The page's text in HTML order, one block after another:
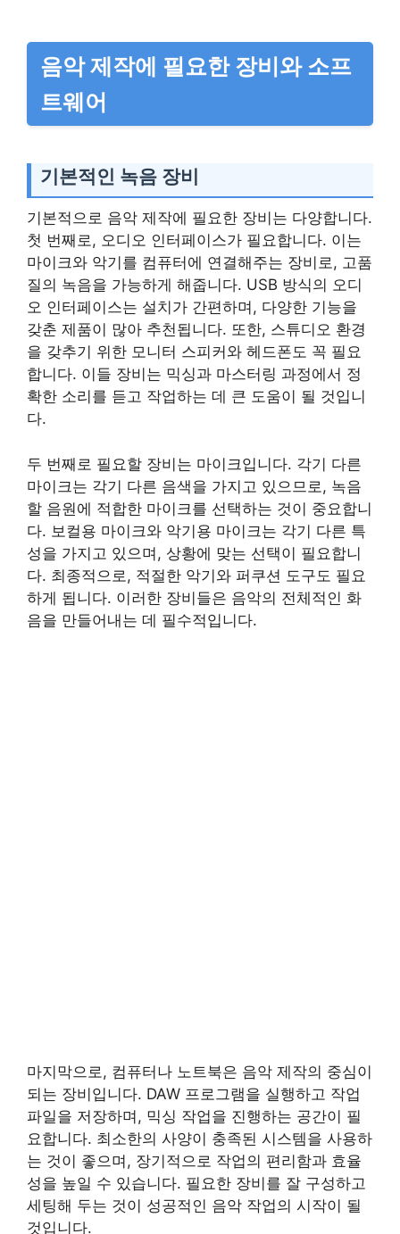
음악 제작에 필요한 장비와 소프
트웨어
기본적인 녹음 장비
기본적으로 음악 제작에 필요한 장비는 다양합니다.
첫 번째로, 오디오 인터페이스가 필요합니다. 이는
마이크와 악기를 컴퓨터에 연결해주는 장비로, 고품
질의 녹음을 가능하게 해줍니다. USB 방식의 오디
오 인터페이스는 설치가 간편하며, 다양한 기능을
갖춘 제품이 많아 추천됩니다. 또한, 스튜디오 환경
을 갖추기 위한 모니터 스피커와 헤드폰도 꼭 필요
합니다. 이들 장비는 믹싱과 마스터링 과정에서 정
확한 소리를 듣고 작업하는 데 큰 도움이 될 것입니
다.
두 번째로 필요할 장비는 마이크입니다. 각기 다른
마이크는 각기 다른 음색을 가지고 있으므로, 녹음
할 음원에 적합한 마이크를 선택하는 것이 중요합니
다. 보컬용 마이크와 악기용 마이크는 각기 다른 특
성을 가지고 있으며, 상황에 맞는 선택이 필요합니
다. 최종적으로, 적절한 악기와 퍼쿠션 도구도 필요
하게 됩니다. 이러한 장비들은 음악의 전체적인 화
음을 만들어내는 데 필수적입니다.
마지막으로, 컴퓨터나 노트북은 음악 제작의 중심이
되는 장비입니다. DAW 프로그램을 실행하고 작업
파일을 저장하며, 믹싱 작업을 진행하는 공간이 필
요합니다. 최소한의 사양이 충족된 시스템을 사용하
는 것이 좋으며, 장기적으로 작업의 편리함과 효율
성을 높일 수 있습니다. 필요한 장비를 잘 구성하고
세팅해 두는 것이 성공적인 음악 작업의 시작이 될
것입니다.